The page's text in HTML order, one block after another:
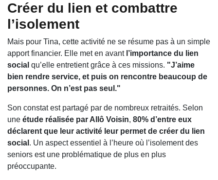
Créer du lien et combattre
l’isolement
Mais pour Tina, cette activité ne se résume pas à un simple
apport financier. Elle met en avant l’importance du lien
social qu’elle entretient grâce à ces missions. "J’aime
bien rendre service, et puis on rencontre beaucoup de
personnes. On n’est pas seul."
Son constat est partagé par de nombreux retraités. Selon
une étude réalisée par Allô Voisin, 80% d’entre eux
déclarent que leur activité leur permet de créer du lien
social . Un aspect essentiel à l’heure où l’isolement des
seniors est une problématique de plus en plus
préoccupante.